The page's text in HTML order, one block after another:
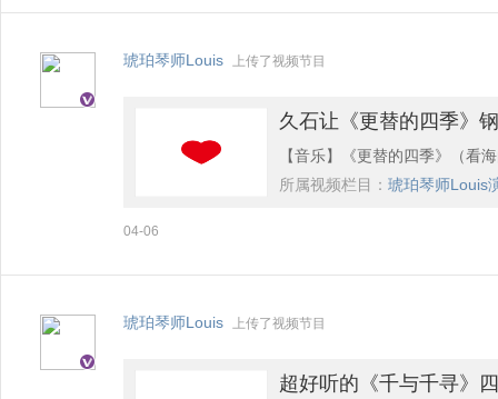
配乐。本书为展现钢琴演奏带
琥珀琴师Louis 上传了视频节目
久石让《更替的四季》
【音乐】《更替的四季》（看
下了非常深刻的印象，当琪琪
让我们像置身于天空中自由飞
琴师Louis&南无言
所属视频栏目： 琥珀琴师Louis
04-06
琥珀琴师Louis 上传了视频节目
超好听的《千与千寻》